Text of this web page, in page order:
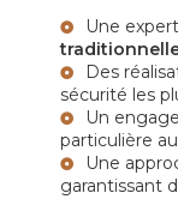
Une
Des
sécurité les
Un
particulière
Une
garantissant